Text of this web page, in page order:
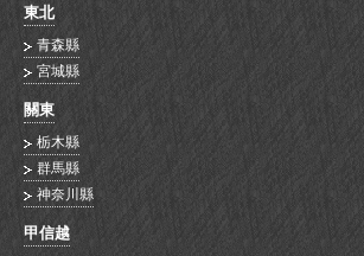
東北
青森縣
宮城縣
關東
栃木縣
群馬縣
神奈川縣
甲信越